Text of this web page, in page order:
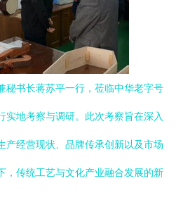
秘书长蒋苏平一行，莅临中华老字号
地考察与调研。此次考察旨在深入
产经营现状、品牌传承创新以及市场
，传统工艺与文化产业融合发展的新